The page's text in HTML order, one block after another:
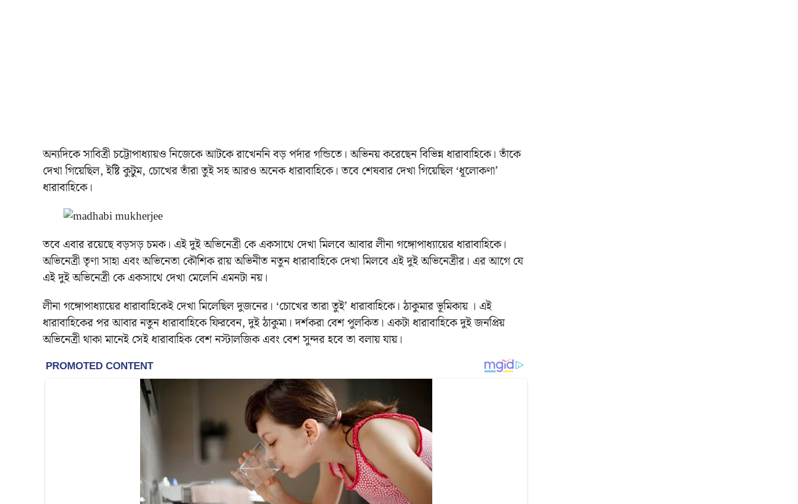
অন্যদিকে সাবিত্রী চট্টোপাধ্যায়ও নিজেকে আটকে রাখেননি বড় পর্দার গন্ডিতে। অভিনয় করেছেন বিভিন্ন ধারাবাহিকে। তাঁকে
দেখা গিয়েছিল, ইষ্টি কুটুম, চোখের তাঁরা তুই সহ আরও অনেক ধারাবাহিকে। তবে শেষবার দেখা গিয়েছিল ‘ধূলোকণা’
ধারাবাহিকে।
তবে এবার রয়েছে বড়সড় চমক। এই দুই অভিনেত্রী কে একসাথে দেখা মিলবে আবার লীনা গঙ্গোপাধ্যায়ের ধারাবাহিকে।
অভিনেত্রী তৃণা সাহা এবং অভিনেতা কৌশিক রায় অভিনীত নতুন ধারাবাহিকে দেখা মিলবে এই দুই অভিনেত্রীর। এর আগে যে
এই দুই অভিনেত্রী কে একসাথে দেখা মেলেনি এমনটা নয়।
লীনা গঙ্গোপাধ্যায়ের ধারাবাহিকেই দেখা মিলেছিল দুজনের। ‘চোখের তারা তুই’ ধারাবাহিকে। ঠাকুমার ভূমিকায় । এই
ধারাবাহিকের পর আবার নতুন ধারাবাহিকে ফিরবেন, দুই ঠাকুমা। দর্শকরা বেশ পুলকিত। একটা ধারাবাহিকে দুই জনপ্রিয়
অভিনেত্রী থাকা মানেই সেই ধারাবাহিক বেশ নস্টালজিক এবং বেশ সুন্দর হবে তা বলায় যায়।